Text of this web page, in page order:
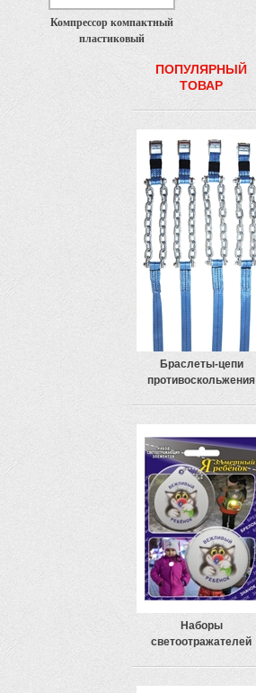
Компрессор компактный
пластиковый
ПОПУЛЯРНЫЙ
ТОВАР
Браслеты-цепи
противоскольжения
Наборы
светоотражателей